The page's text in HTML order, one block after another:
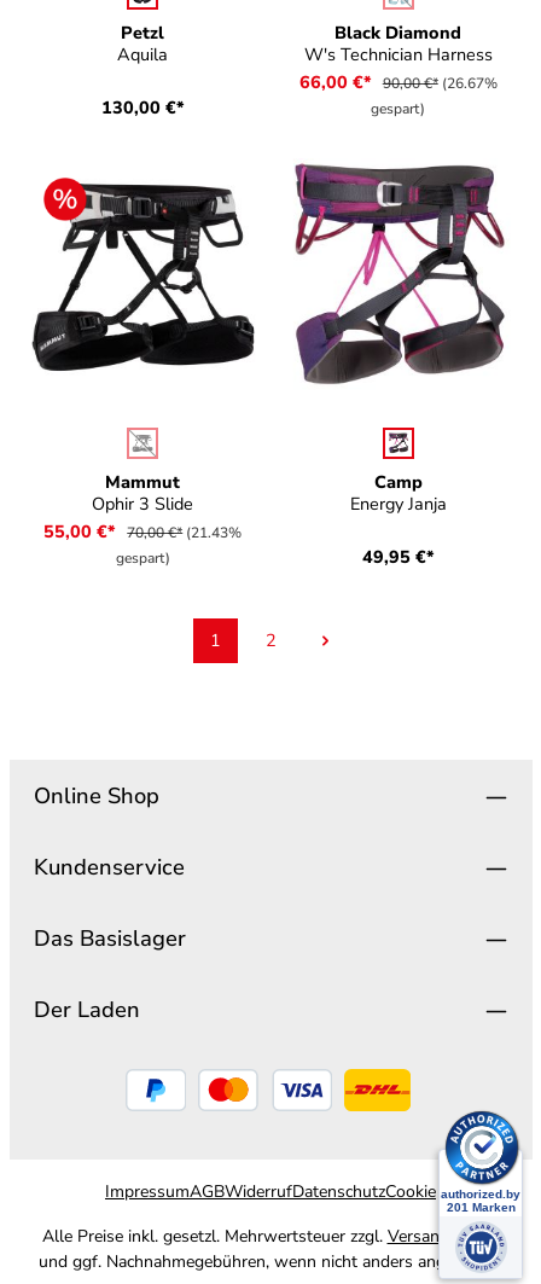
Petzl
Aquila
130,00 €*
Black Diamond
W's Technician Harness
(Diese Option ist
66,00 €* 90,00 €* (26.67%
gespart)
Mammut
Ophir 3 Slide
auswählen
(Diese Option ist zurzeit nicht verfügbar.)
55,00 €* 70,00 €* (21.43%
gespart)
Camp
Energy Janja
Farbeauswählen
49,95 €*
Seite
1 Seite
2
Online Shop
Kundenservice
Das Basislager
Der Laden
ImpressumAGBWiderrufDatenschutzCookie
Alle Preise inkl. gesetzl. Mehrwertsteuer zzgl. Versandkosten
und ggf. Nachnahmegebühren, wenn nicht anders angegeben.